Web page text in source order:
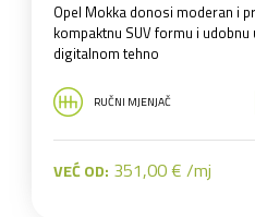
Opel Mokka donosi moderan i
kompaktnu SUV formu i
digitalnom tehno
RUČNI MJENJAČ
VEĆ OD: 351,00 € /mj